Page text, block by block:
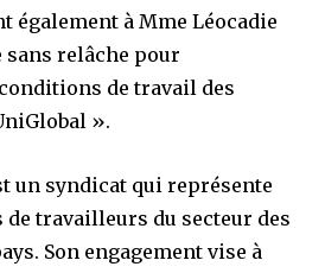
également à Mme Léocadie
relâche pour
de travail des
».
un syndicat qui représente
travailleurs du secteur des
Son engagement vise à